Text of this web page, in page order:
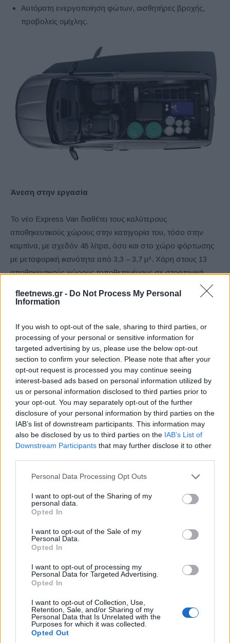
fleetnews.gr - Do Not Process My Personal
Information
If you wish to opt-out of the sale, sharing to third parties, or
processing of your personal or sensitive information for
targeted advertising by us, please use the below opt-out
section to confirm your selection. Please note that after your
opt-out request is processed you may continue seeing
interest-based ads based on personal information utilized by
us or personal information disclosed to third parties prior to
your opt-out. You may separately opt-out of the further
disclosure of your personal information by third parties on the
IAB’s list of downstream participants. This information may
also be disclosed by us to third parties on the IAB’s List of
Downstream Participants that may further disclose it to other
Please note that this website/app uses one or more Google
not limited to your visit or usage behaviour. You may click to
grant or deny consent to Google and its third-party tags to
use your data for below specified purposes in below Google
consent section.
Personal Data Processing Opt Outs
I want to opt-out of the Sharing of my
personal data.
Opted In
I want to opt-out of the Sale of my
Personal Data.
Opted In
I want to opt-out of processing my
Personal Data for Targeted Advertising.
Opted In
I want to opt-out of Collection, Use,
Retention, Sale, and/or Sharing of my
Personal Data that Is Unrelated with the
Purposes for which it was collected.
Opted Out
Αυτόματη ενεργοποίηση φώτων, αισθητήρες βροχής,
προβολείς ομίχλης.
Άνεση στην εργασία
Το νέο Express Van διαθέτει τους καλύτερους
αποθηκευτικούς χώρους στην κατηγορία του, τόσο στην
καμπίνα, με σχεδόν 48 λίτρα, όσο και στο χώρο φόρτωσης
με μεταφορική ικανότητα από 3,3 – 3,7 μ³. Χάρη στους 13
αποθηκευτικούς χώρους τοποθετημένους σε στρατηγικά
σημεία, η ζωή στο εσωτερικό γίνεται ευκολότερη από ποτέ.
Van περιλαμβάνει το ηχοσύστημα Connect R&Go και
προαιρετικά το αναβαθμισμένο σύστημα πολυμέσων
Renault EASY LINK.
Πιο συγκεκριμένα, το σύστημα πολυμέσων EASY LINK
διαθέτει οθόνη αφής 8″, smartphone mirroring και κάμερα
οπισθοπορείας. Στον βασικό εξοπλισμό του All new Express
Van περιλαμβάνεται το ηχοσύστημα R & GO, με χειριστήρια
στην κολώνα του τιμονιού, bluetooth, MP3 & audio
streaming, ενώ το σύστημα συμπληρώνουν οι πίσω
αισθητήρες στάθμευσης, με οπτική και ηχητική ένδειξη.
στην υπηρεσία του επαγγελματία
dCi, με απόδοση 75 & 95 ίππων (220 Nm και 240 Nm ροπής
αντίστοιχα), που συνδυάζεται με χειροκίνητο κιβώτιο 6
σχέσεων, ενώ εξασφαλίζει χαμηλή κατανάλωση από 5,0 λ.
/100χλμ. (134 γρ. CO2/χλμ.), νούμερα που του
δακτύλιο.
Σε συνδυασμό με το σύστημα Eco-Mode, που μπορεί να